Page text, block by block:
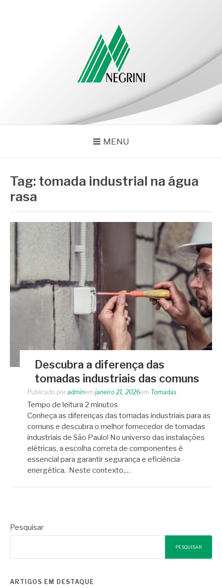
MENU
Tag: tomada industrial na água
rasa
Descubra a diferença das
tomadas industriais das comuns
Publicado por adminem janeiro 21, 2026em Tomadas
Tempo de leitura 2 minutos
Conheça as diferenças das tomadas industriais para as
comuns e descubra o melhor fornecedor de tomadas
industriais de São Paulo! No universo das instalações
elétricas, a escolha correta de componentes é
essencial para garantir segurança e eficiência
energética. Neste contexto,…
Pesquisar
PESQUISAR
ARTIGOS EM DESTAQUE